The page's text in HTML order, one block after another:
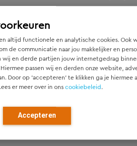
altijd functionele en analytische cookies. Ook
de communicatie naar jou makkelijker en
wij en derde partijen jouw internetgedrag
passen wij en derden onze website,
Door op ‘accepteren’ te klikken ga je
er meer over in onscookiebeleid.
Accepteren
die naadloos aansluit op het
en denken vanaf het eerste
als constructeur zo vroeg
constructies — voor zowel